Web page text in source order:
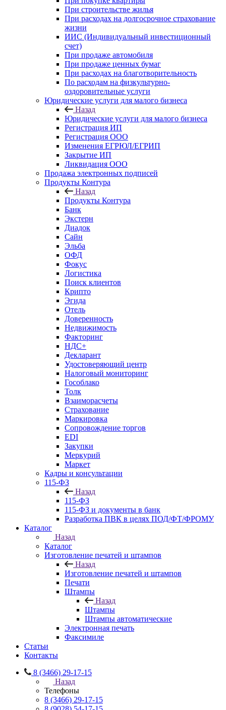
При строительстве жилья
При расходах на долгосрочное страхование
жизни
ИИС (Индивидуальный инвестиционный
счет)
При продаже автомобиля
При продаже ценных бумаг
При расходах на благотворительность
По расходам на физкультурно-
оздоровительные услуги
Юридические услуги для малого бизнеса
Назад
Юридические услуги для малого бизнеса
Регистрация ИП
Регистрация ООО
Изменения ЕГРЮЛ/ЕГРИП
Закрытие ИП
Ликвидация ООО
Продажа электронных подписей
Продукты Контура
Назад
Продукты Контура
Банк
Экстерн
Диадок
Сайн
Эльба
ОФД
Фокус
Логистика
Поиск клиентов
Крипто
Эгида
Отель
Доверенность
Недвижимость
Факторинг
НДС+
Декларант
Удостоверяющий центр
Налоговый мониторинг
Гособлако
Толк
Взаиморасчеты
Страхование
Маркировка
Сопровождение торгов
EDI
Закупки
Меркурий
Маркет
Кадры и консультации
115-ФЗ
Назад
115-ФЗ
115-ФЗ и документы в банк
Разработка ПВК в целях ПОД/ФТ/ФРОМУ
Каталог
Назад
Каталог
Изготовление печатей и штампов
Назад
Изготовление печатей и штампов
Печати
Штампы
Назад
Штампы
Штампы автоматические
Электронная печать
Факсимиле
Статьи
Контакты
8 (3466) 29-17-15
Назад
Телефоны
8 (3466) 29-17-15